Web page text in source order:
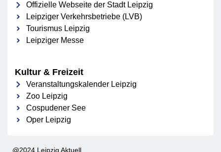
Offizielle Webseite der Stadt Leipzig
Leipziger Verkehrsbetriebe (LVB)
Tourismus Leipzig
Leipziger Messe
Kultur & Freizeit
Veranstaltungskalender Leipzig
Zoo Leipzig
Cospudener See
Oper Leipzig
@2024 Leipzig Aktuell